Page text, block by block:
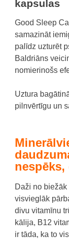
kapsulas
Good Sleep
samazināt
palīdz uzturēt
Baldriāns
nomierinošs
Uztura
pilnvērtīgu un
Daži no
visvieglāk
divu vitamīnu
kālija, B12
ir tāda, ka to